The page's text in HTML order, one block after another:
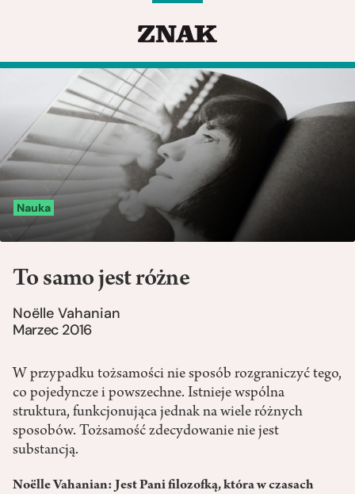
Nauka
To samo jest różne
Noëlle Vahanian
Marzec 2016
W przypadku tożsamości nie sposób rozgraniczyć tego,
co pojedyncze i powszechne. Istnieje wspólna
struktura, funkcjonująca jednak na wiele różnych
sposobów. Tożsamość zdecydowanie nie jest
substancją.
Noëlle Vahanian: Jest Pani filozofką, która w czasach